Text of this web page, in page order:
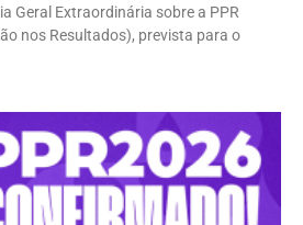
Geral Extraordinária sobre a PPR
nos Resultados), prevista para o